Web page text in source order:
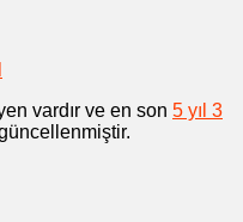
vardır ve en son 5 yıl 3